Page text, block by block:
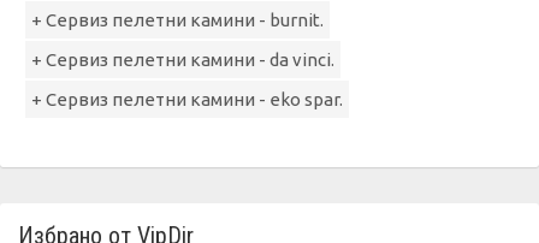
+ Сервиз пелетни камини - burnit.
+ Сервиз пелетни камини - da vinci.
+ Сервиз пелетни камини - eko spar.
Избрано от VipDir